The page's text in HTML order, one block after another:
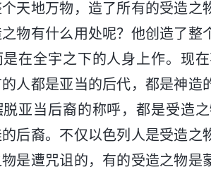
天地万物，造了所有的受造
物有什么用处呢？他创造了
是在全宇之下的人身上作。现
人都是亚当的后代，都是神
亚当后裔的称呼，都是受造
后裔。不仅以色列人是受造
是遭咒诅的，有的受造之物